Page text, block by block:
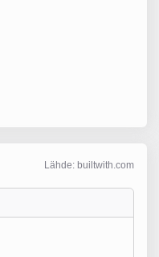
Lähde: builtwith.com